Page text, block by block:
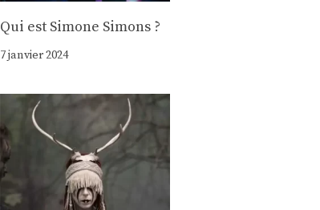
Qui est Simone Simons ?
7 janvier 2024